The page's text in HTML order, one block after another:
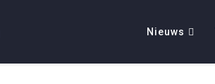
Nieuws